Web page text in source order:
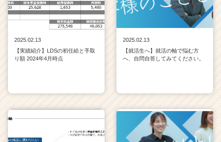
2025.02.13
【実績紹介】LDSの初任給と手取
り額 2024年4月時点
2025.02.13
【就活生へ】就活の軸で悩む方
へ、自問自答してみてください。